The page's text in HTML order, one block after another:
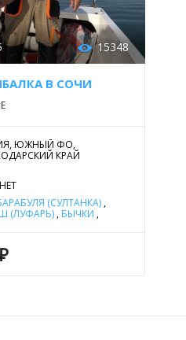
15348
В СОЧИ
ЮЖНЫЙ ФО,
КРАЙ
НЕТ
(СУЛТАНКА),
(ЛУФАРЬ), БЫЧКИ ,
,МОРСКОЙ КАРАСЬ
,